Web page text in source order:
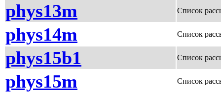
phys13m Список
phys14m Список
phys15b1 Список
phys15m Список